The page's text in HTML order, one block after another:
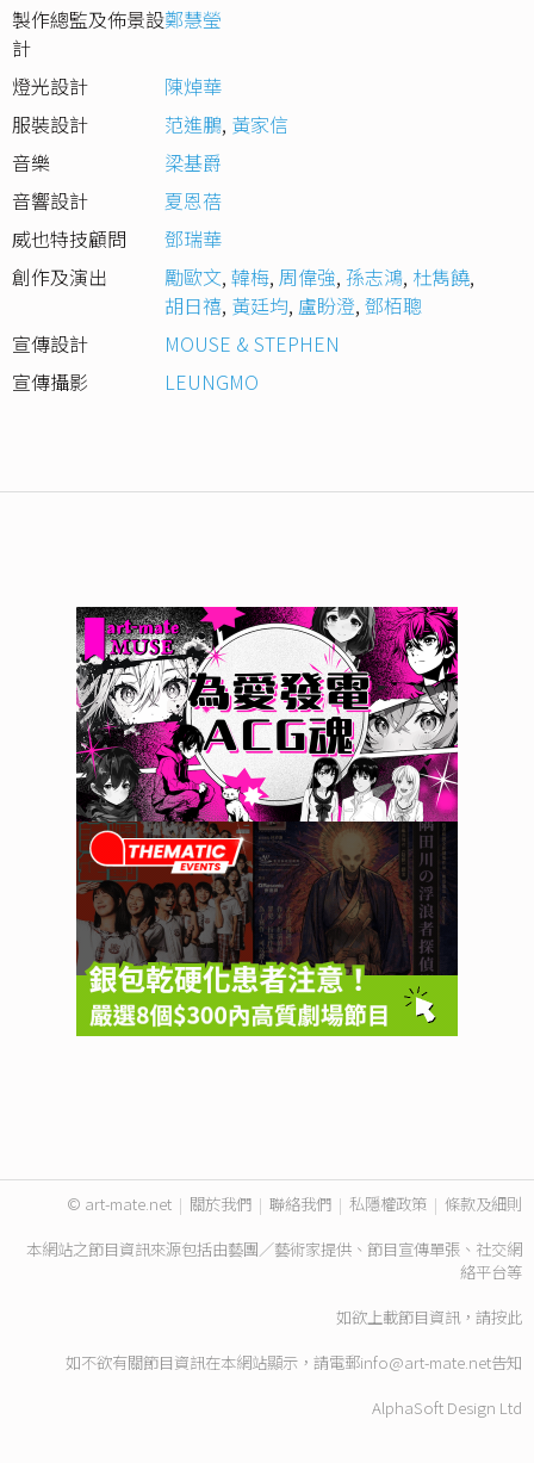
製作總監及佈景設
計
鄭慧瑩
燈光設計
陳焯華
服裝設計
范進鵬, 黃家信
音樂
梁基爵
音響設計
夏恩蓓
威也特技顧問
鄧瑞華
創作及演出
勵歐文,韓梅, 周偉強,孫志鴻, 杜雋饒,
胡日禧, 黃廷均, 盧盼澄,鄧栢聰
宣傳設計
MOUSE & STEPHEN
宣傳攝影
LEUNGMO
© art-mate.net | 關於我們 | 聯絡我們 | 私隱權政策 | 條款及細則
本網站之節目資訊來源包括由藝團／藝術家提供、節目宣傳單張、社交網
絡平台等
如欲上載節目資訊，請按此
如不欲有關節目資訊在本網站顯示，請電郵info@art-mate.net告知
AlphaSoft Design Ltd